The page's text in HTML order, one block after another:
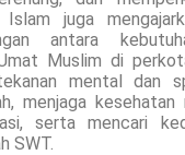
juga
antara
Muslim di
mental dan
menjaga
serta mencari
SWT.